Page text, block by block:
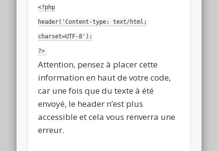
<?php
header('Content-type: text/html;
charset=UTF-8');
?>
Attention, pensez à placer cette
information en haut de votre code,
car une fois que du texte à été
envoyé, le header n’est plus
accessible et cela vous renverra une
erreur.